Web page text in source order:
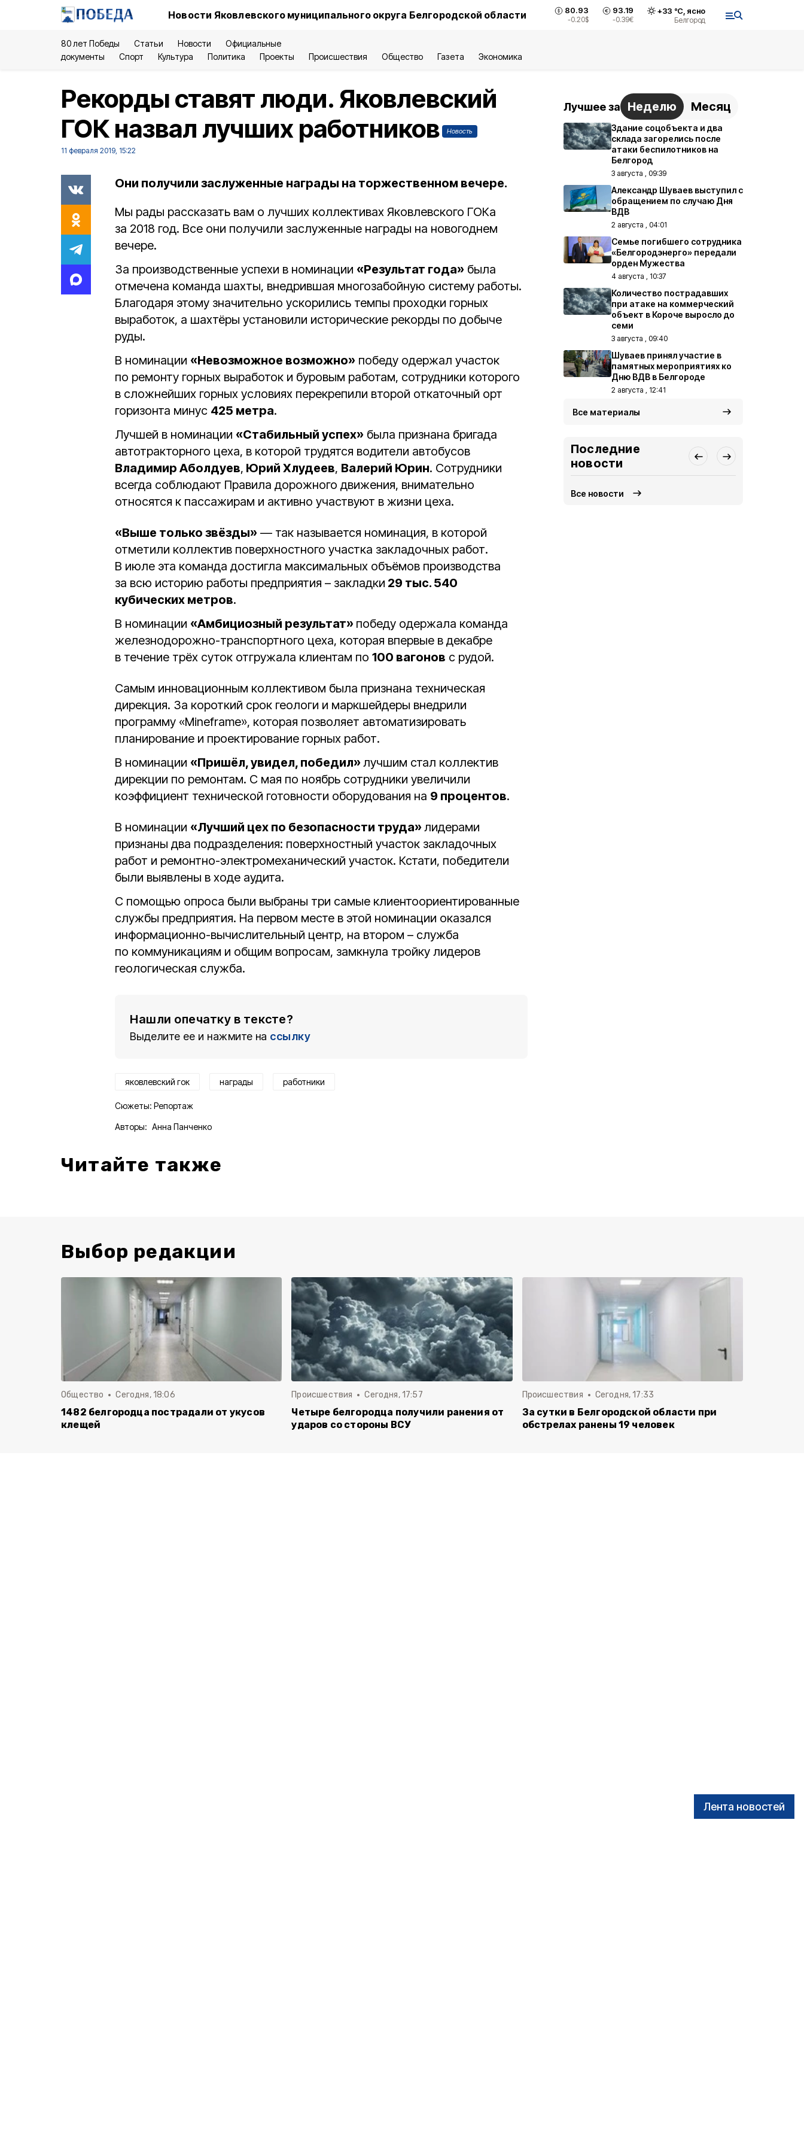
Новости Яковлевского муниципального округа Белгородской области 80.93
-0.20$
93.19
-0.39€
+33 °С, ясно
Белгород
80 лет Победы Статьи Новости
Официальные
документы
Спорт Культура Политика Проекты Происшествия Общество Газета Экономика
Лента новостей
Рекорды ставят люди. Яковлевский
ГОК назвал лучших работников
Новость
11 февраля 2019, 15:22
Они получили заслуженные награды на торжественном вечере.
Мы рады рассказать вам о лучших коллективах Яковлевского ГОКа
за 2018 год. Все они получили заслуженные награды на новогоднем
вечере.
За производственные успехи в номинации «Результат года» была
отмечена команда шахты, внедрившая многозабойную систему работы.
Благодаря этому значительно ускорились темпы проходки горных
выработок, а шахтёры установили исторические рекорды по добыче
руды.
В номинации «Невозможное возможно» победу одержал участок
по ремонту горных выработок и буровым работам, сотрудники которого
в сложнейших горных условиях перекрепили второй откаточный орт
горизонта минус 425 метра.
Лучшей в номинации «Стабильный успех» была признана бригада
автотракторного цеха, в которой трудятся водители автобусов
Владимир Аболдуев, Юрий Хлудеев, Валерий Юрин. Сотрудники
всегда соблюдают Правила дорожного движения, внимательно
относятся к пассажирам и активно участвуют в жизни цеха.
«Выше только звёзды» — так называется номинация, в которой
отметили коллектив поверхностного участка закладочных работ.
В июле эта команда достигла максимальных объёмов производства
за всю историю работы предприятия – закладки 29 тыс. 540
кубических метров.
В номинации «Амбициозный результат» победу одержала команда
железнодорожно-транспортного цеха, которая впервые в декабре
в течение трёх суток отгружала клиентам по 100 вагонов с рудой.
Самым инновационным коллективом была признана техническая
дирекция. За короткий срок геологи и маркшейдеры внедрили
программу «Mineframe», которая позволяет автоматизировать
планирование и проектирование горных работ.
В номинации «Пришёл, увидел, победил»лучшим стал коллектив
дирекции по ремонтам. С мая по ноябрь сотрудники увеличили
коэффициент технической готовности оборудования на 9 процентов.
В номинации «Лучший цех по безопасности труда»лидерами
признаны два подразделения: поверхностный участок закладочных
работ и ремонтно-электромеханический участок. Кстати, победители
были выявлены в ходе аудита.
С помощью опроса были выбраны три самые клиентоориентированные
службы предприятия. На первом месте в этой номинации оказался
информационно-вычислительный центр, на втором – служба
по коммуникациям и общим вопросам, замкнула тройку лидеров
геологическая служба.
Нашли опечатку в тексте?
Выделите ее и нажмите на ссылку
яковлевский гок награды работники
Сюжеты: Репортаж
Авторы: Анна Панченко
Читайте также
Лучшее за Неделю Месяц
Здание соцобъекта и два
склада загорелись после
атаки беспилотников на
Белгород
3 августа , 09:39
Александр Шуваев выступил с
обращением по случаю Дня
ВДВ
2 августа , 04:01
Семье погибшего сотрудника
«Белгородэнерго» передали
орден Мужества
4 августа , 10:37
Количество пострадавших
при атаке на коммерческий
объект в Короче выросло до
семи
3 августа , 09:40
Шуваев принял участие в
памятных мероприятиях ко
Дню ВДВ в Белгороде
2 августа , 12:41
Все материалы
Последние
новости
Все новости
Выбор редакции
Общество Сегодня, 18:06
1482 белгородца пострадали от укусов
клещей
Происшествия Сегодня, 17:57
Четыре белгородца получили ранения от
ударов со стороны ВСУ
Происшествия Сегодня, 17:33
За сутки в Белгородской области при
обстрелах ранены 19 человек